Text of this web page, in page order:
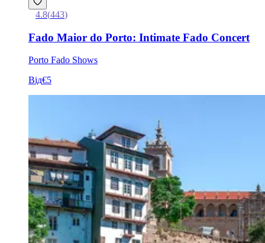
4.8(443)
Fado Maior do Porto: Intimate Fado Concert
Porto Fado Shows
Від€5